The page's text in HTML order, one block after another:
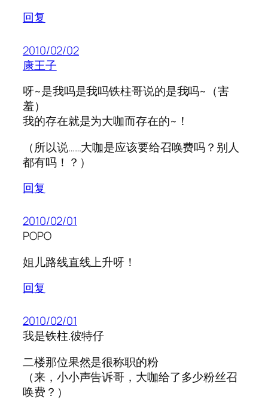
回复
2010/02/02
康王子
呀~是我吗是我吗铁柱哥说的是我吗~（害
羞）
我的存在就是为大咖而存在的~！
（所以说……大咖是应该要给召唤费吗？别人
都有吗！？）
回复
2010/02/01
POPO
姐儿路线直线上升呀！
回复
2010/02/01
我是铁柱.彼特仔
二楼那位果然是很称职的粉
（来，小小声告诉哥，大咖给了多少粉丝召
唤费？）